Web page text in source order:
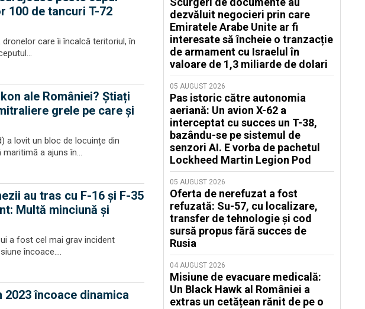
100 de tancuri T-72
care îi încalcă teritoriul, în
ale României? Știați
grele pe care și
a lovit un bloc de locuințe din
a ajuns în...
au tras cu F-16 și F-35
Multă minciună și
a fost cel mai grav incident
încoace....
încoace dinamica
dezvăluit negocieri prin care
Emiratele Arabe Unite ar fi
interesate să încheie o tranzacție
de armament cu Israelul în
valoare de 1,3 miliarde de dolari
05 AUGUST 2026
Pas istoric către autonomia
aeriană: Un avion X-62 a
interceptat cu succes un T-38,
bazându-se pe sistemul de
senzori AI. E vorba de pachetul
Lockheed Martin Legion Pod
05 AUGUST 2026
Oferta de nerefuzat a fost
refuzată: Su-57, cu localizare,
transfer de tehnologie și cod
sursă propus fără succes de
Rusia
04 AUGUST 2026
Misiune de evacuare medicală:
Un Black Hawk al României a
extras un cetățean rănit de pe o